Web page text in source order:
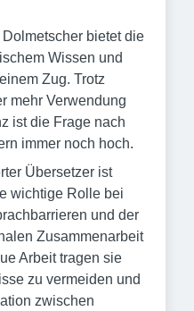
bietet die
Wissen und
Zug. Trotz
mehr Verwendung
ist die Frage nach
immer noch hoch.
Übersetzer ist
wichtige Rolle bei
und der
Zusammenarbeit
Arbeit tragen sie
zu vermeiden und
zwischen